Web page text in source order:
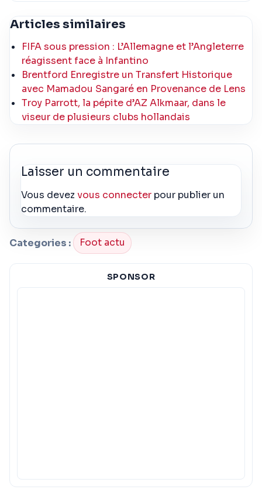
Articles similaires
FIFA sous pression : L’Allemagne et l’Angleterre
réagissent face à Infantino
Brentford Enregistre un Transfert Historique
avec Mamadou Sangaré en Provenance de Lens
Troy Parrott, la pépite d’AZ Alkmaar, dans le
viseur de plusieurs clubs hollandais
Laisser un commentaire
Vous devezvous connecter pour publier un
commentaire.
Categories : Foot actu
SPONSOR